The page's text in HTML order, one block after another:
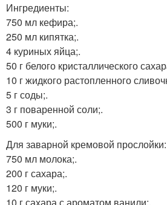
Ингредиенты:
750 мл кефира;.
250 мл кипятка;.
4 куриных яйца;.
50 г белого кристаллического
10 г жидкого растопленного
5 г соды;.
3 г поваренной соли;.
500 г муки;.
Для заварной кремовой прослойки:
750 мл молока;.
200 г сахара;.
120 г муки;.